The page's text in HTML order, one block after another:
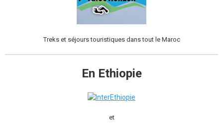
Treks et séjours touristiques dans tout le Maroc
En Ethiopie
et